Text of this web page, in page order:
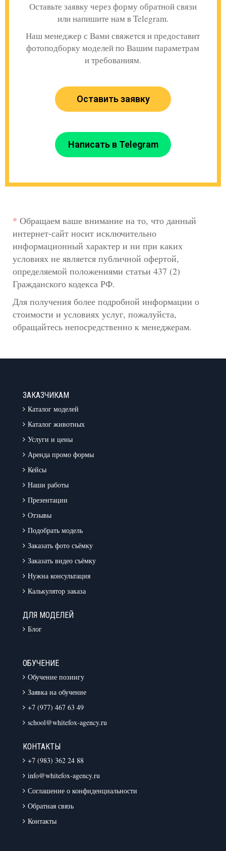
Оставьте заявку через форму обратной связи
или напишите нам в Telegram.
Наш менеджер с Вами свяжется и предоставит
фотоподборку моделей по Вашим параметрам
и требованиям.
Оставить заявку
Написать в Telegram
* Обращаем ваше внимание на то, что данный
интернет-сайт носит исключительно
информационный характер и ни при каких
условиях не является публичной офертой,
определяемой положениями статьи 437 (2)
Гражданского кодекса РФ.
Для получения более подробной информации о
стоимости и условиях услуг, пожалуйста,
обращайтесь непосредственно к менеджерам.
ЗАКАЗЧИКАМ
Каталог моделей
Каталог животных
Услуги и цены
Аренда промо формы
Кейсы
Наши работы
Презентации
Отзывы
Подобрать модель
Заказать фото съёмку
Заказать видео съёмку
Нужна консультация
Калькулятор заказа
ДЛЯ МОДЕЛЕЙ
Блог
ОБУЧЕНИЕ
Обучение позингу
Заявка на обучение
+7 (977) 467 63 49
school@whitefox-agency.ru
КОНТАКТЫ
+7 (983) 362 24 88
info@whitefox-agency.ru
Соглашение о конфиденциальности
Обратная связь
Контакты